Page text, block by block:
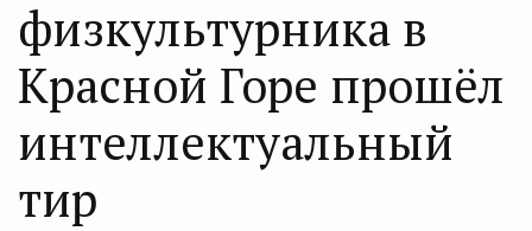
физкультурника в
Красной Горе прошёл
интеллектуальный
тир